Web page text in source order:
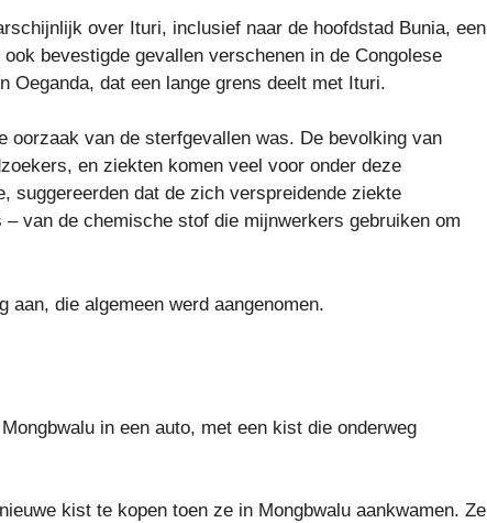
over Ituri, inclusief naar de hoofdstad Bunia, een
bevestigde gevallen verschenen in de Congolese
Oeganda, dat een lange grens deelt met Ituri.
oorzaak van de sterfgevallen was. De bevolking van
en ziekten komen veel voor onder deze
suggereerden dat de zich verspreidende ziekte
van de chemische stof die mijnwerkers gebruiken om
aan, die algemeen werd aangenomen.
in een auto, met een kist die onderweg
kist te kopen toen ze in Mongbwalu aankwamen. Ze